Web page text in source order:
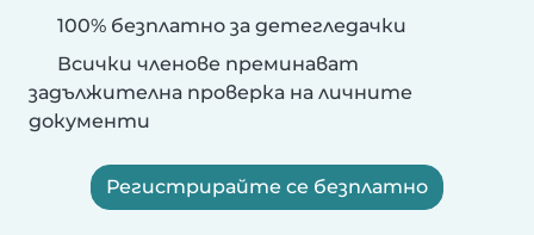
100% безплатно за детегледачки
Всички членове преминават
задължителна проверка на личните
документи
Регистрирайте се безплатно